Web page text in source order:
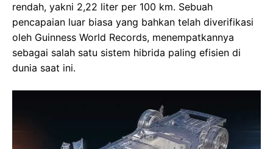
rendah, yakni 2,22 liter per 100 km. Sebuah
pencapaian luar biasa yang bahkan telah diverifikasi
oleh Guinness World Records, menempatkannya
sebagai salah satu sistem hibrida paling efisien di
dunia saat ini.